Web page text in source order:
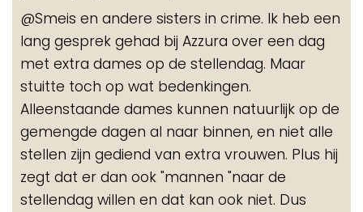
@Smeis en andere sisters in crime. Ik heb een
lang gesprek gehad bij Azzura over een dag
met extra dames op de stellendag. Maar
stuitte toch op wat bedenkingen.
Alleenstaande dames kunnen natuurlijk op de
gemengde dagen al naar binnen, en niet alle
stellen zijn gediend van extra vrouwen. Plus hij
zegt dat er dan ook "mannen "naar de
stellendag willen en dat kan ook niet. Dus